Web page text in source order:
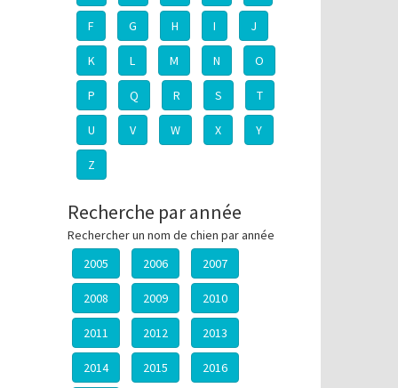
F G H I J
K L M N O
P Q R S T
U V W X Y
Z
Recherche par année
Rechercher un nom de chien par année
2005
2006 2007
2008 2009 2010
2011 2012 2013
2014 2015 2016